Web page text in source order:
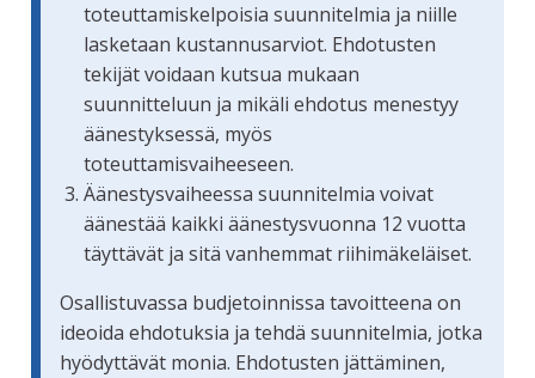
toteuttamiskelpoisia suunnitelmia ja niille
lasketaan kustannusarviot. Ehdotusten
tekijät voidaan kutsua mukaan
suunnitteluun ja mikäli ehdotus menestyy
äänestyksessä, myös
toteuttamisvaiheeseen.
Äänestysvaiheessa suunnitelmia voivat
äänestää kaikki äänestysvuonna 12 vuotta
täyttävät ja sitä vanhemmat riihimäkeläiset.
Osallistuvassa budjetoinnissa tavoitteena on
ideoida ehdotuksia ja tehdä suunnitelmia, jotka
hyödyttävät monia. Ehdotusten jättäminen,